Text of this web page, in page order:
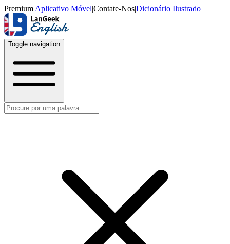
Premium|Aplicativo Móvel|Contate-Nos|Dicionário Ilustrado
Toggle navigation